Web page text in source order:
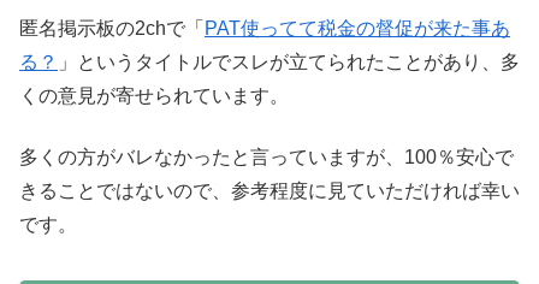
匿名掲示板の2chで「 PAT使ってて税金の督促が来た事あ
る？ 」というタイトルでスレが立てられたことがあり、多
くの意見が寄せられています。
多くの方がバレなかったと言っていますが、100％安心で
きることではないので、参考程度に見ていただければ幸い
です。